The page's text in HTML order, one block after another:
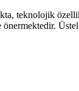
teknolojik